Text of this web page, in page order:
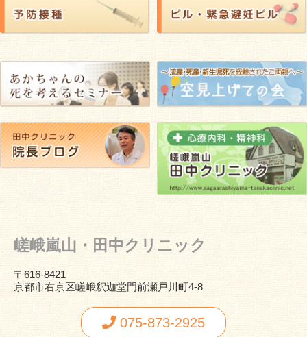
嵯峨嵐山・田中クリニック
〒616-8421
京都市右京区嵯峨釈迦堂門前瀬戸川町4-8
075-873-2925